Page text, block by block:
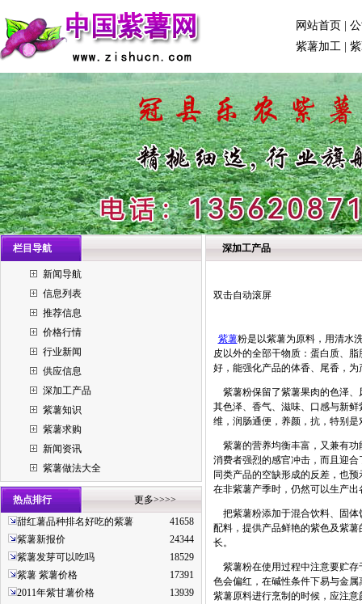
网站首页
紫薯加工|
栏目导航
新闻导航
信息列表
推荐信息
价格行情
行业新闻
供应信息
深加工产品
紫薯知识
紫薯求购
新闻资讯
紫薯做法大全
热点排行
更多>>>>
甜红薯品种排名好吃的紫薯
41658
紫薯新报价
24344
紫薯发芽可以吃吗
18529
紫薯 紫薯价格
17391
2011年紫甘薯价格
13939
深加工产品
双击自动滚屏
紫薯粉是以紫薯为原料，用清水
皮以外的全部干物质：蛋白质、
好，能强化产品的体香、尾香，
紫薯粉保留了紫薯果肉的色泽、
其色泽、香气、滋味、口感与新
维，润肠通便，养颜，抗，特别
紫薯的营养均衡丰富，又兼有功
消费者强烈的感官冲击，而且迎
同类产品的空缺形成的反差，也
在非紫薯产季时，仍然可以生产出
把紫薯粉添加于混合饮料、固体
配料，提供产品鲜艳的紫色及紫
长。
紫薯粉在使用过程中注意要贮存
色会偏红，在碱性条件下易与金
紫薯原料进行烹制的时候，应注意